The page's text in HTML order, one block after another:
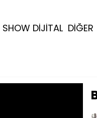
SHOW DİJİTAL DİĞER